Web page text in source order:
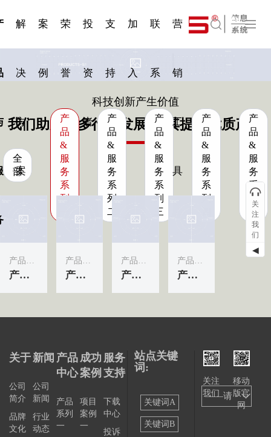
解
决
方
案
案
例
荣
誉
投
资
者
支
持
加
入
联
系
营
销
工
具
English
科技创新产生价值
我们助力更多行业发展·为其提供优质产品
全
部
产
品
&
服
务
系
列
产
品
&
服
务
系
列
二
产
品
&
服
务
系
列
三
产
品
&
服
务
系
列
产
品
&
服
务
系
列
五
产品&服务系列一 | 第04条 产品&服务系列一 | 第03条 产品&服务系列一 | 第02条 产品&服务系列一 | 第01条
关于
公司
简介
品牌
文化
新闻
公司
新闻
行业
动态
产品
中心
产品
系列
一
成功
案例
项目
案例
一
服务
支持
下载
中心
投诉
站点关键
词:
关键词A
关键词B
关注
我们
移动
版官
网
——请
关
注
我
们
◀